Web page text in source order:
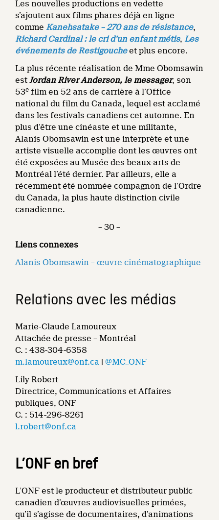
Les nouvelles productions en vedette
s’ajoutent aux films phares déjà en ligne
comme Kanehsatake – 270 ans de résistance,
Richard Cardinal : le cri d’un enfant métis, Les
événements de Restigoucheet plus encore.
La plus récente réalisation de Mme Obomsawin
estJordan River Anderson, le messager, son
53e film en 52 ans de carrière à l’Office
national du film du Canada, lequel est acclamé
dans les festivals canadiens cet automne. En
plus d’être une cinéaste et une militante,
Alanis Obomsawin est une interprète et une
artiste visuelle accomplie dont les œuvres ont
été exposées au Musée des beaux-arts de
Montréal l’été dernier. Par ailleurs, elle a
récemment été nommée compagnon de l’Ordre
du Canada, la plus haute distinction civile
canadienne.
– 30 –
Liens connexes
Alanis Obomsawin – œuvre cinématographique
Relations avec les médias
Marie-Claude Lamoureux
Attachée de presse – Montréal
C. : 438-304-6358
m.lamoureux@onf.ca |@MC_ONF
Lily Robert
Directrice, Communications et Affaires
publiques, ONF
C. : 514-296-8261
l.robert@onf.ca
L’ONF en bref
L’ONF est le producteur et distributeur public
canadien d’œuvres audiovisuelles primées,
qu’il s’agisse de documentaires, d’animations